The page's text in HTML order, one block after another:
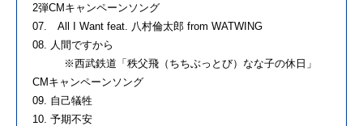
2弾CMキャンペーンソング
07. All I Want feat. 八村倫太郎 from WATWING
08. 人間ですから
※西武鉄道「秩父飛（ちちぶっとび）なな子の休日」
CMキャンペーンソング
09. 自己犠牲
10. 予期不安